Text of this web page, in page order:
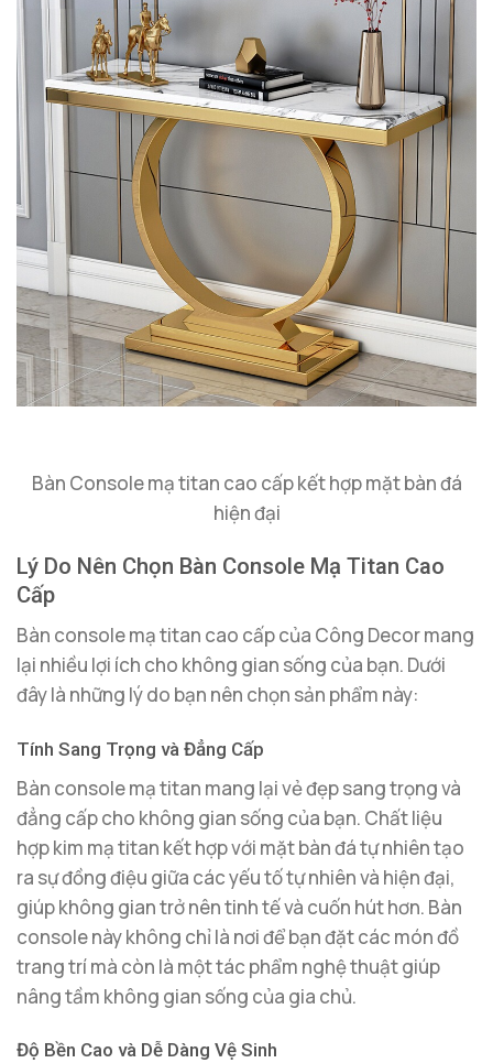
Bàn Console mạ titan cao cấp kết hợp mặt bàn đá
hiện đại
Lý Do Nên Chọn Bàn Console Mạ Titan Cao
Cấp
Bàn console mạ titan cao cấp của Công Decor mang
lại nhiều lợi ích cho không gian sống của bạn. Dưới
đây là những lý do bạn nên chọn sản phẩm này:
Tính Sang Trọng và Đẳng Cấp
Bàn console mạ titan mang lại vẻ đẹp sang trọng và
đẳng cấp cho không gian sống của bạn. Chất liệu
hợp kim mạ titan kết hợp với mặt bàn đá tự nhiên tạo
ra sự đồng điệu giữa các yếu tố tự nhiên và hiện đại,
giúp không gian trở nên tinh tế và cuốn hút hơn. Bàn
console này không chỉ là nơi để bạn đặt các món đồ
trang trí mà còn là một tác phẩm nghệ thuật giúp
nâng tầm không gian sống của gia chủ.
Độ Bền Cao và Dễ Dàng Vệ Sinh